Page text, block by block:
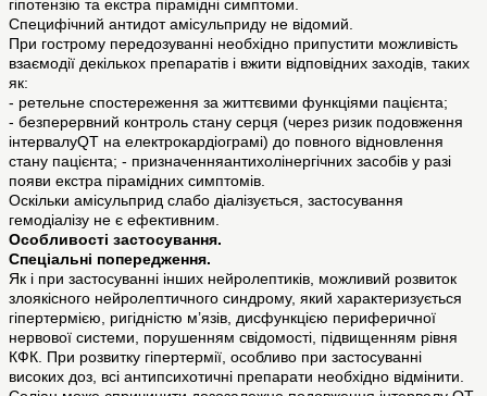
гіпотензію та екстра пірамідні симптоми.
Специфічний антидот амісульприду не відомий.
При гострому передозуванні необхідно припустити можливість
взаємодії декількох препаратів і вжити відповідних заходів, таких
як:
- ретельне спостереження за життєвими функціями пацієнта;
- безперервний контроль стану серця (через ризик подовження
інтервалуQT на електрокардіограмі) до повного відновлення
стану пацієнта; - призначенняантихолінергічних засобів у разі
появи екстра пірамідних симптомів.
Оскільки амісульприд слабо діалізується, застосування
гемодіалізу не є ефективним.
Особливості застосування.
Спеціальні попередження.
Як і при застосуванні інших нейролептиків, можливий розвиток
злоякісного нейролептичного синдрому, який характеризується
гіпертермією, ригідністю м’язів, дисфункцією периферичної
нервової системи, порушенням свідомості, підвищенням рівня
КФК. При розвитку гіпертермії, особливо при застосуванні
високих доз, всі антипсихотичні препарати необхідно відмінити.